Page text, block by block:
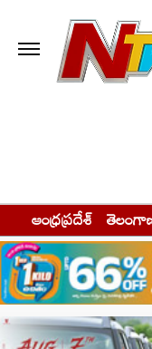
ఆంధ్రప్రదేశ్